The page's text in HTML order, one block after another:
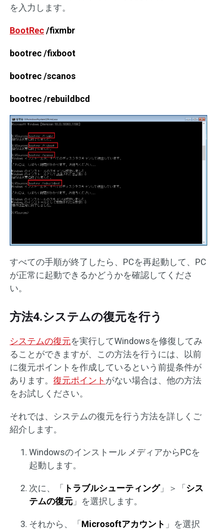
を入力します。
BootRec/fixmbr
bootrec /fixboot
bootrec /scanos
bootrec /rebuildbcd
すべての手順が終了したら、PCを再起動して、PC
が正常に起動できるかどうかを確認してくださ
い。
方法4.システムの復元を行う
システムの復元を実行してWindowsを修復してみ
ることができますが、この方法を行うには、以前
に復元ポイントを作成しているという前提条件が
あります。 復元ポイント がない場合は、他の方法
をお試しください。
それでは、システムの復元を行う方法を詳しくご
紹介します。
Windowsのインストール メディアからPCを
起動します。
次に、「 トラブルシューティング」＞「 シス
テムの復元 」を選択します。
それから、「 Microsoftアカウント 」を選択